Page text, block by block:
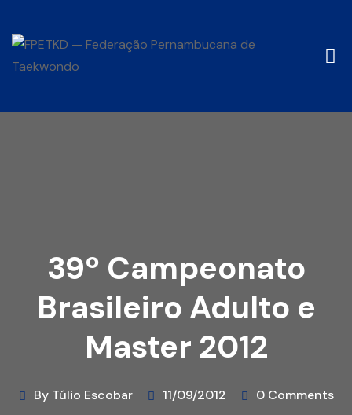
39º Campeonato
Brasileiro Adulto e
Master 2012
By Túlio Escobar 11/09/2012 0 Comments